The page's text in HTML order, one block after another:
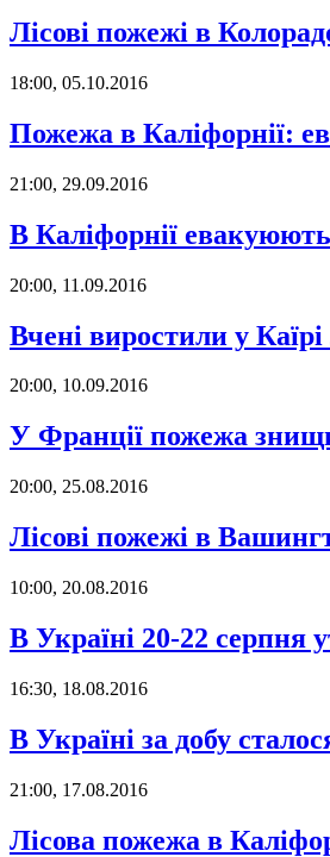
Лісові пожежі в
18:00, 05.10.2016
Пожежа в Каліфорнії:
21:00, 29.09.2016
В Каліфорнії
20:00, 11.09.2016
Вчені виростили у
20:00, 10.09.2016
У Франції пожежа
20:00, 25.08.2016
Лісові пожежі в
10:00, 20.08.2016
В Україні 20-22 серпня
16:30, 18.08.2016
В Україні за добу
21:00, 17.08.2016
Лісова пожежа в